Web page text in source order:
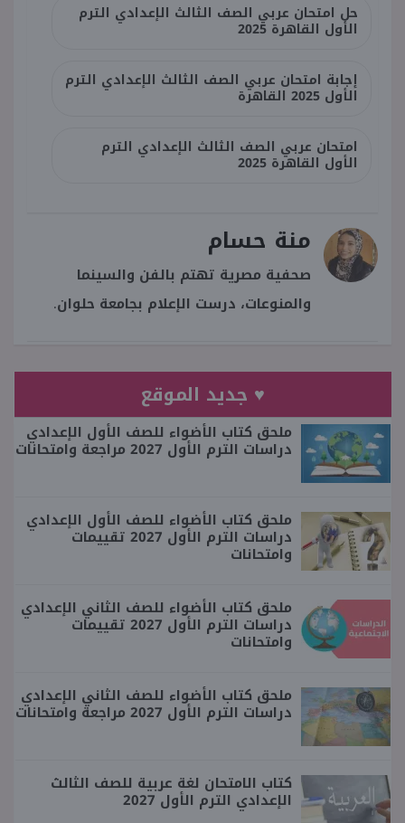
حل امتحان عربي الصف الثالث الإعدادي الترم
الأول القاهرة 2025
إجابة امتحان عربي الصف الثالث الإعدادي الترم
الأول 2025 القاهرة
امتحان عربي الصف الثالث الإعدادي الترم
الأول القاهرة 2025
منة حسام
صحفية مصرية تهتم بالفن والسينما
والمنوعات، درست الإعلام بجامعة حلوان.
♥ جديد الموقع
ملحق كتاب الأضواء للصف الأول الإعدادي
دراسات الترم الأول 2027 مراجعة وامتحانات
ملحق كتاب الأضواء للصف الأول الإعدادي
دراسات الترم الأول 2027 تقييمات
وامتحانات
ملحق كتاب الأضواء للصف الثاني الإعدادي
دراسات الترم الأول 2027 تقييمات
وامتحانات
ملحق كتاب الأضواء للصف الثاني الإعدادي
دراسات الترم الأول 2027 مراجعة وامتحانات
كتاب الامتحان لغة عربية للصف الثالث
الإعدادي الترم الأول 2027